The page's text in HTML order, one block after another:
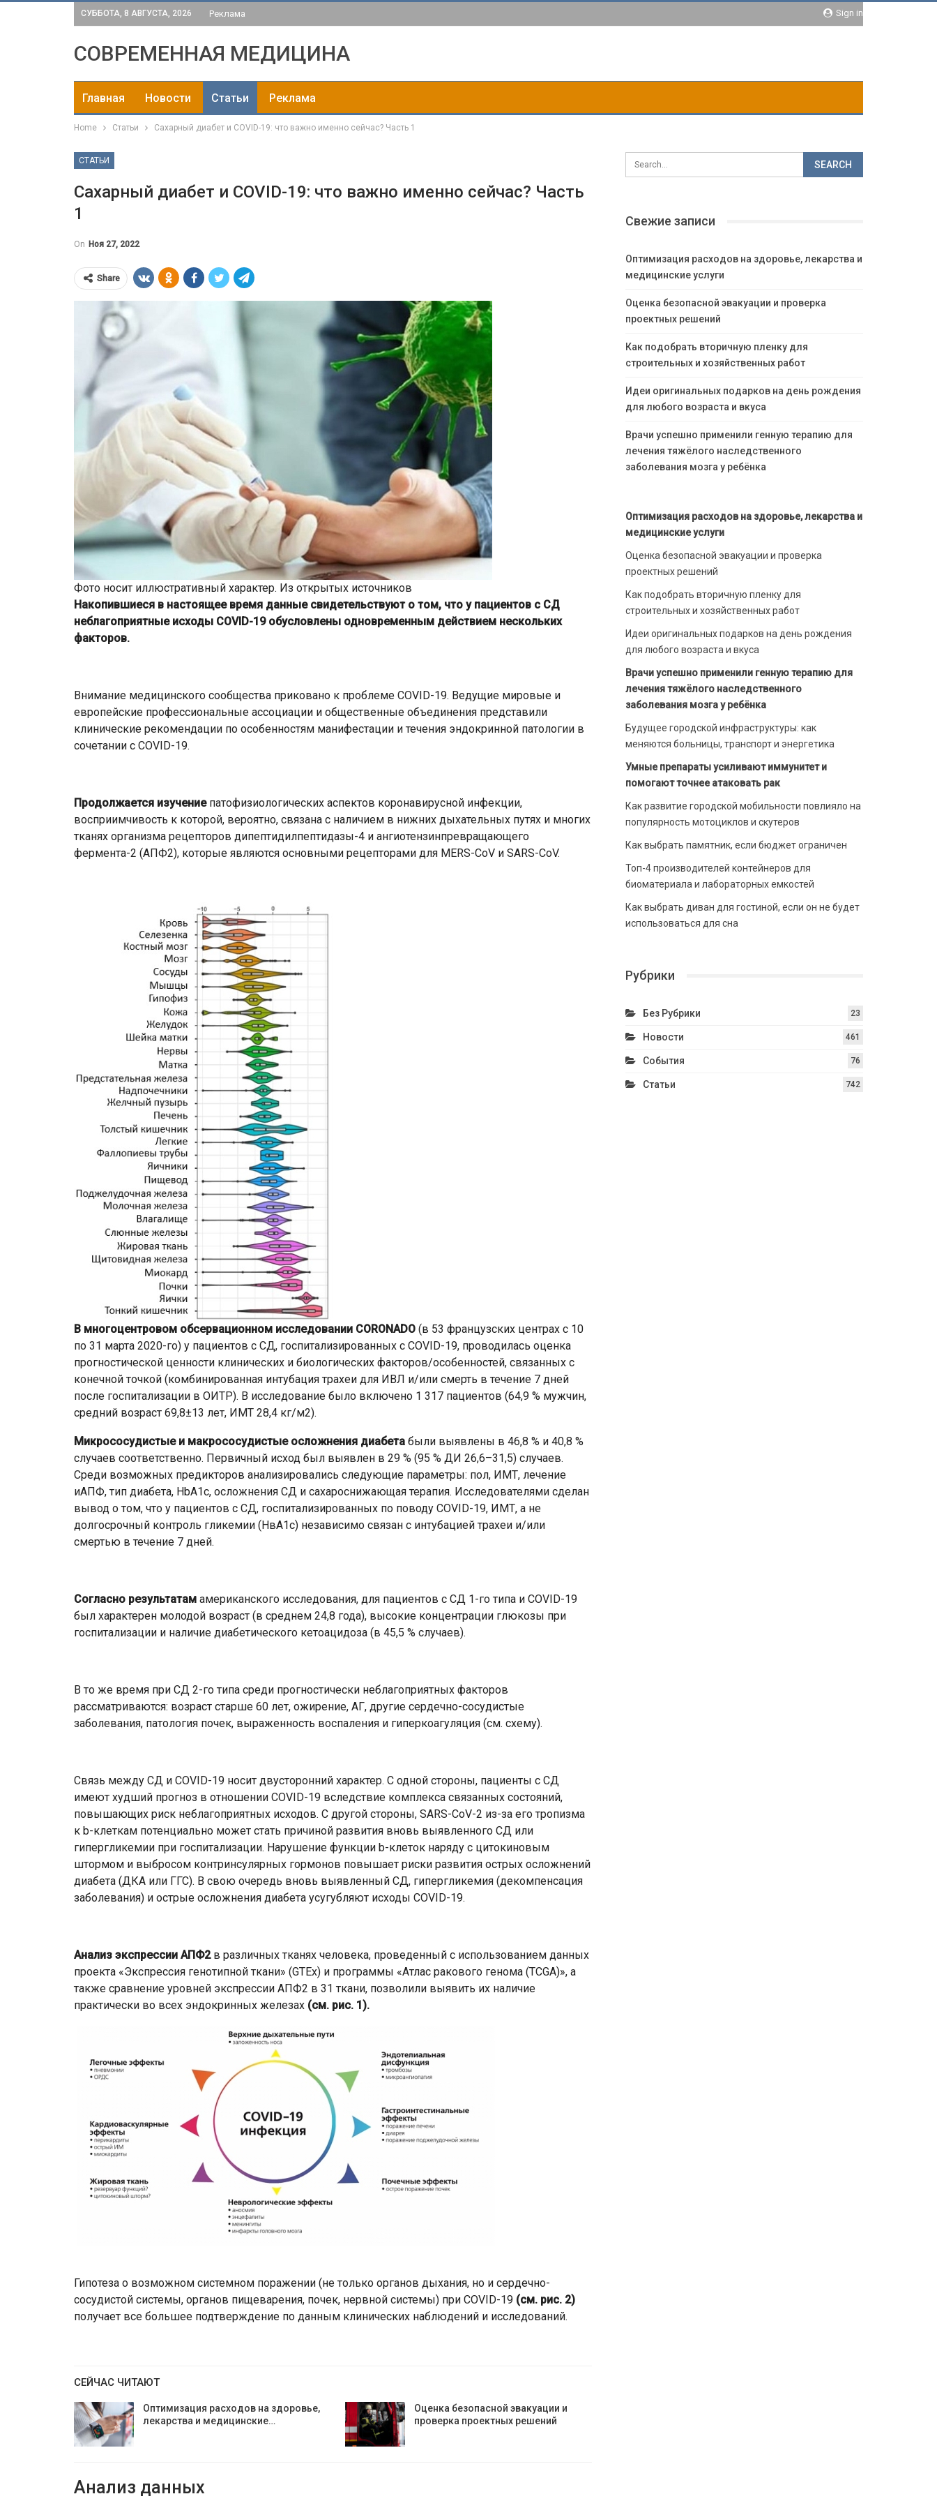
Sign in
СУББОТА, 8 АВГУСТА, 2026 Реклама
СОВРЕМЕННАЯ МЕДИЦИНА
Главная Новости Статьи Реклама
Home Статьи Сахарный диабет и COVID-19: что важно именно сейчас? Часть 1
СТАТЬИ
Сахарный диабет и COVID-19: что важно именно сейчас? Часть
1
On Ноя 27, 2022
Share
Фото носит иллюстративный характер. Из открытых источников
Накопившиеся в настоящее время данные свидетельствуют о том, что у пациентов с СД
неблагоприятные исходы COVID-19 обусловлены одновременным действием нескольких
факторов.
Внимание медицинского сообщества приковано к проблеме COVID-19. Ведущие мировые и
европейские профессиональные ассоциации и общественные объединения представили
клинические рекомендации по особенностям манифестации и течения эндокринной патологии в
сочетании с COVID-19.
Продолжается изучениепатофизиологических аспектов коронавирусной инфекции,
восприимчивость к которой, вероятно, связана с наличием в нижних дыхательных путях и многих
тканях организма рецепторов дипептидилпептидазы-4 и ангиотензинпревращающего
фермента-2 (АПФ2), которые являются основными рецепторами для MERS­-CoV и SARS-­CoV.
В многоцентровом обсервационном исследовании CORONADO (в 53 французских центрах с 10
по 31 марта 2020-го) у пациентов с СД, госпитализированных c COVID-19, проводилась оценка
прогностической ценности клинических и биологических факторов/особенностей, связанных с
конечной точкой (комбинированная интубация трахеи для ИВЛ и/или смерть в течение 7 дней
после госпитализации в ОИТР). В исследование было включено 1 317 пациентов (64,9 % мужчин,
средний возраст 69,8±13 лет, ИМТ 28,4 кг/м2).
Микрососудистые и макрососудистые осложнения диабета были выявлены в 46,8 % и 40,8 %
случаев соответственно. Первичный исход был выявлен в 29 % (95 % ДИ 26,6–31,5) случаев.
Среди возможных предикторов анализировались следующие параметры: пол, ИМТ, лечение
иАПФ, тип диабета, HbA1c, осложнения СД и сахароснижающая терапия. Исследователями сделан
вывод о том, что у пациентов с СД, госпитализированных по поводу COVID-19, ИМТ, а не
долгосрочный контроль гликемии (НвА1с) независимо связан с интубацией трахеи и/или
смертью в течение 7 дней.
Согласно результатам американского исследования, для пациентов с СД 1-го типа и COVID-19
был характерен молодой возраст (в среднем 24,8 года), высокие концентрации глюкозы при
госпитализации и наличие диабетического кетоацидоза (в 45,5 % случаев).
В то же время при СД 2-го типа среди прогностически неблагоприятных факторов
рассматриваются: возраст старше 60 лет, ожирение, АГ, другие сердечно-сосудистые
заболевания, патология почек, выраженность воспаления и гиперкоагуляция (см. схему).
Связь между СД и COVID-19 носит двусторонний характер. С одной стороны, пациенты с СД
имеют худший прогноз в отношении COVID-19 вследствие комплекса связанных состояний,
повышающих риск неблагоприятных исходов. С другой стороны, SARS-CoV-2 из-за его тропизма
к b-клеткам потенциально может стать причиной развития вновь выявленного СД или
гипергликемии при госпитализации. Нарушение функции b-клеток наряду с цитокиновым
штормом и выбросом контринсулярных гормонов повышает риски развития острых осложнений
диабета (ДКА или ГГС). В свою очередь вновь выявленный СД, гипергликемия (декомпенсация
заболевания) и острые осложнения диабета усугубляют исходы COVID-19.
Анализ экспрессии АПФ2в различных тканях человека, проведенный с использованием данных
проекта «Экспрессия генотипной ткани» (GTEx) и программы «Атлас ракового генома (TCGA)», а
также сравнение уровней экспрессии АПФ2 в 31 ткани, позволили выявить их наличие
практически во всех эндокринных железах (см. рис. 1).
Гипотеза о возможном системном поражении (не только органов дыхания, но и сердечно-
сосудистой системы, органов пищеварения, почек, нервной системы) при COVID-19 (см. рис. 2)
получает все большее подтверждение по данным клинических наблюдений и исследований.
СЕЙЧАС ЧИТАЮТ
Оптимизация расходов на здоровье,
лекарства и медицинские…
Оценка безопасной эвакуации и
проверка проектных решений
Анализ данных
Свежие записи
Оптимизация расходов на здоровье, лекарства и
медицинские услуги
Оценка безопасной эвакуации и проверка
проектных решений
Как подобрать вторичную пленку для
строительных и хозяйственных работ
Идеи оригинальных подарков на день рождения
для любого возраста и вкуса
Врачи успешно применили генную терапию для
лечения тяжёлого наследственного
заболевания мозга у ребёнка
Оптимизация расходов на здоровье, лекарства и
медицинские услуги
Оценка безопасной эвакуации и проверка
проектных решений
Как подобрать вторичную пленку для
строительных и хозяйственных работ
Идеи оригинальных подарков на день рождения
для любого возраста и вкуса
Врачи успешно применили генную терапию для
лечения тяжёлого наследственного
заболевания мозга у ребёнка
Будущее городской инфраструктуры: как
меняются больницы, транспорт и энергетика
Умные препараты усиливают иммунитет и
помогают точнее атаковать рак
Как развитие городской мобильности повлияло на
популярность мотоциклов и скутеров
Как выбрать памятник, если бюджет ограничен
Топ-4 производителей контейнеров для
биоматериала и лабораторных емкостей
Как выбрать диван для гостиной, если он не будет
использоваться для сна
Рубрики
Без Рубрики 23
Новости 461
События 76
Статьи 742